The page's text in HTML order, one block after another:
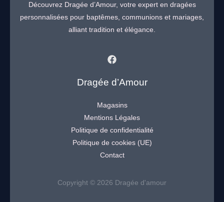
Découvrez Dragée d’Amour, votre expert en dragées
personnalisées pour baptêmes, communions et mariages,
alliant tradition et élégance.
Dragée d’Amour
Magasins
Mentions Légales
Politique de confidentialité
Politique de cookies (UE)
Contact
Copyright © 2026 Dragée d'amour